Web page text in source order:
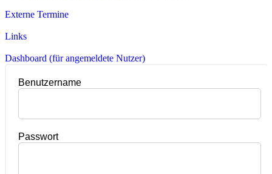
Externe Termine
Links
Dashboard (für angemeldete Nutzer)
Benutzername
Passwort